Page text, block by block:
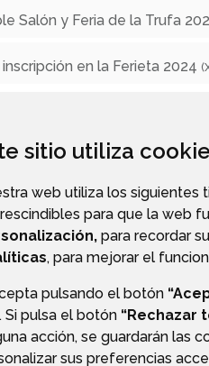
sitio utiliza
web utiliza los siguientes
para que la web
para recordar
, para mejorar el
pulsando el botón
Si pulsa el botón “Rechazar
acción, se guardarán las
sus preferencias
Salón y Feria de la Trufa
en la Ferieta 2024
DEL CONTRATANTE